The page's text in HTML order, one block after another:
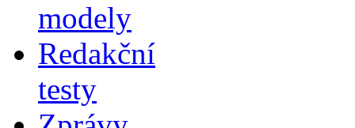
modely
Redakční
testy